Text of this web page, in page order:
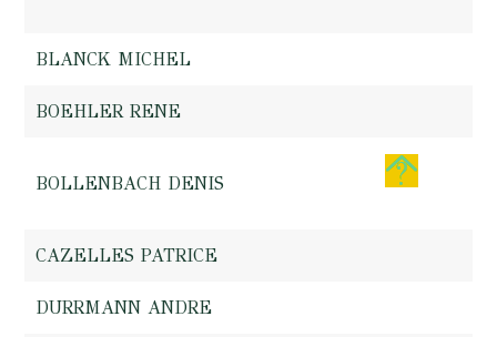
BLANCK MICHEL
BOEHLER RENE
BOLLENBACH DENIS
CAZELLES PATRICE
DURRMANN ANDRE